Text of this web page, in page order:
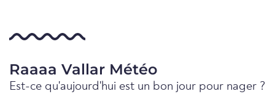
Raaaa Vallar Météo
Est-ce qu'aujourd'hui est un bon jour pour nager ?